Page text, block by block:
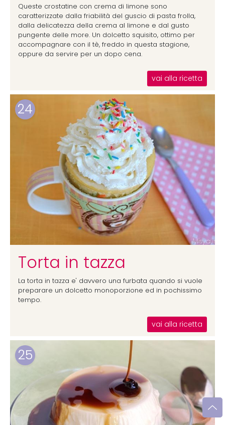
Queste crostatine con crema di limone sono
caratterizzate dalla friabilità del guscio di pasta frolla,
dalla delicatezza della crema al limone e dal gusto
pungente delle more. Un dolcetto squisito, ottimo per
accompagnare con il tè, freddo in questa stagione,
oppure da servire per un dopo cena.
vai alla ricetta
24
Torta in tazza
La torta in tazza e' davvero una furbata quando si vuole
preparare un dolcetto monoporzione ed in pochissimo
tempo.
vai alla ricetta
25